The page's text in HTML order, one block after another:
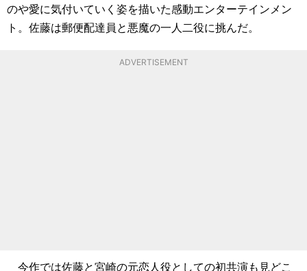
のや愛に気付いていく姿を描いた感動エンターテインメン
ト。佐藤は郵便配達員と悪魔の一人二役に挑んだ。
ADVERTISEMENT
今作では佐藤と宮崎の元恋人役としての初共演も見どこ